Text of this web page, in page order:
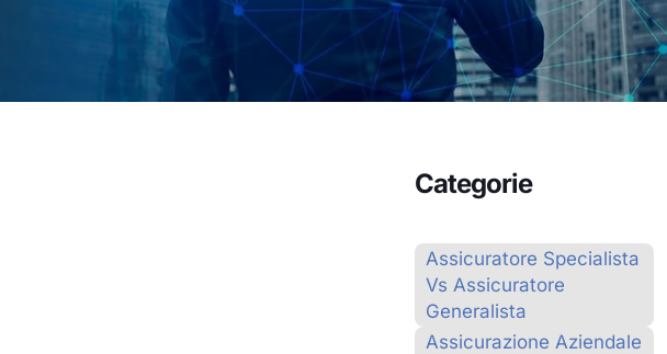
Categorie
Assicuratore Specialista
Vs Assicuratore
Generalista
Assicurazione Aziendale